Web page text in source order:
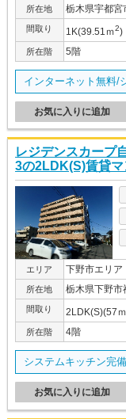
所在地 栃木県宇都宮
間取り 1K(39.51ｍ2)
所在階 5階
インターネット無料/
お気に入りに追加
レジデンスカープ
3の2LDK(S)賃貸マ
エリア 下野市エリア
所在地 栃木県下野市
間取り 2LDK(S)(57ｍ
所在階 4階
システムキッチン完
お気に入りに追加